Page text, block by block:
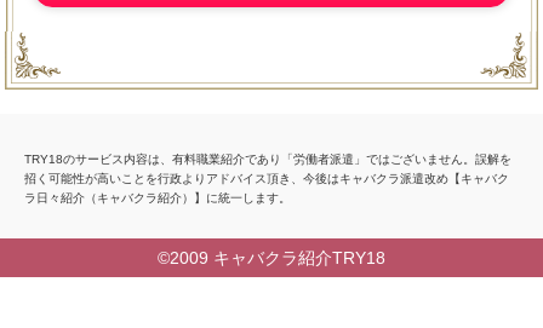
TRY18のサービス内容は、有料職業紹介であり「労働者派遣」ではございません。誤解を
招く可能性が高いことを行政よりアドバイス頂き、今後はキャバクラ派遣改め【キャバク
ラ日々紹介（キャバクラ紹介）】に統一します。
©2009 キャバクラ紹介TRY18